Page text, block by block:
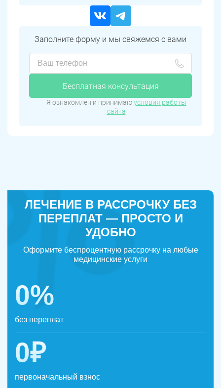
Заполните форму и мы свяжемся с вами
Бесплатная консультация
Я ознакомлен и принимаюусловия работы
сайта
ЛЕЧЕНИЕ В РАССРОЧКУ БЕЗ
ПЕРЕПЛАТ — ПРОСТО И
УДОБНО
Оформите беспроцентную рассрочку на любые
медицинские услуги
0%
без переплат
0₽
первоначальный взнос